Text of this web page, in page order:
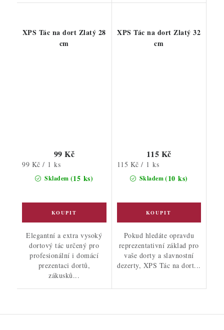
XPS Tác na dort Zlatý 28
cm
Skladem (15 ks)
99 Kč
Měrná
cena:
99 Kč / 1 ks
Elegantní a extra vysoký
dortový tác určený pro
profesionální i domácí
prezentaci dortů,
zákusků...
XPS Tác na dort Zlatý 32
cm
Skladem(10 ks)
115 Kč
Měrná
cena:
115 Kč / 1 ks
Pokud hledáte opravdu
reprezentativní základ pro
vaše dorty a slavnostní
dezerty, XPS Tác na dort...